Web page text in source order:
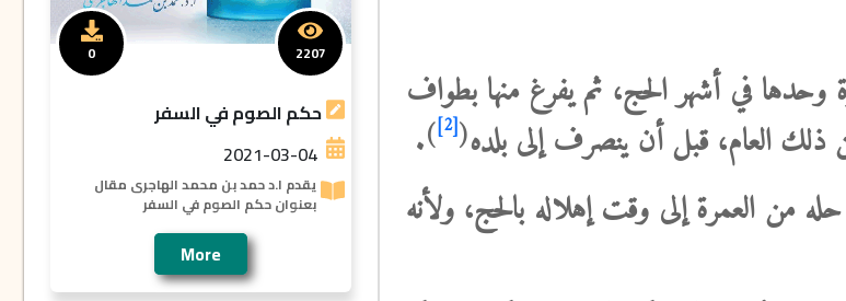
وحدها في أشهر الحج، ثم يفرغ منها بطواف
ذلك العام، قبل أن ينصرف إلى بلده(
[2]
)
.
من العمرة إلى وقت إهلاله بالحج، ولأنه
حكم الصوم في السفر
2021-03-04
يقدم ا.د حمد بن محمد الهاجرى مقال
بعنوان حكم الصوم في السفر
More
2207
0